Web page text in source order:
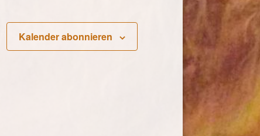
Kalender abonnieren